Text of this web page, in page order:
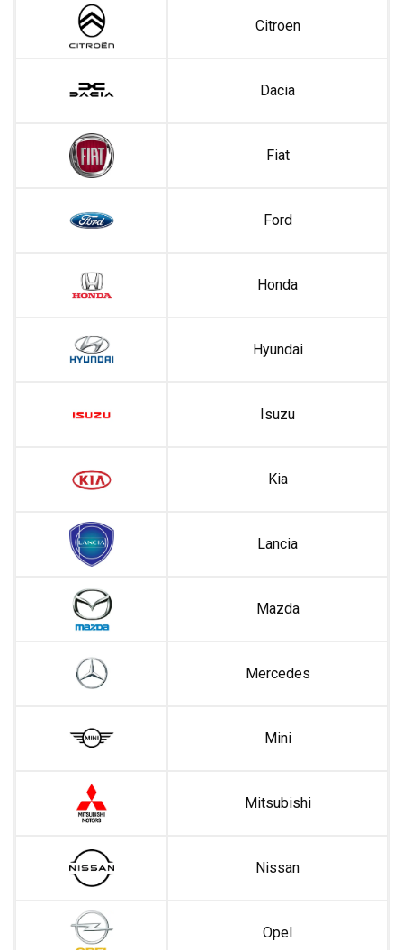
Citroen
Dacia
Fiat
Ford
Honda
Hyundai
Isuzu
Kia
Lancia
Mazda
Mercedes
Mini
Mitsubishi
Nissan
Opel